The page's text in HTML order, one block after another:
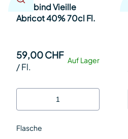
Fassbind Vieille
Abricot 40% 70cl Fl.
Auf Lager
59,00 CHF
/Fl.
Flasche